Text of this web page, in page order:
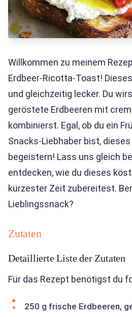
Willkommen zu meinem
Erdbeer-Ricotta-Toast!
und gleichzeitig lecker. Du
geröstete Erdbeeren mit
kombinierst. Egal, ob du ein
Snacks-Liebhaber bist,
begeistern! Lass uns gleich
entdecken, wie du dieses
kürzester Zeit zubereitest.
Lieblingssnack?
Zutaten
Detaillierte Liste der Zutaten
Für das Rezept benötigst du
250 g frische Erdbeeren,